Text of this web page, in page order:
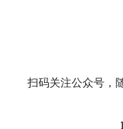
扫码关注公众号，